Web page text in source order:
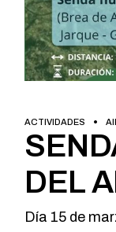
ACTIVIDADES
DEL
Día 15 de